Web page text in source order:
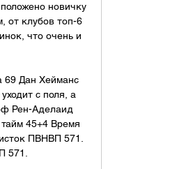
новичку
от клубов топ-6
что очень и
69 Дан Хейманс
с поля, а
Рен-Аделаид
45+4 Время
ПВНВП 571.
571.